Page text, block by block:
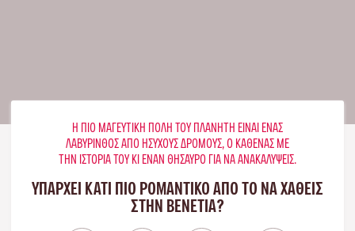
Η ΠΙΟ ΜΑΓΕΥΤΙΚΉ ΠΌΛΗ ΤΟΥ ΠΛΑΝΉΤΗ ΕΊΝΑΙ ΈΝΑΣ
ΛΑΒΎΡΙΝΘΟΣ ΑΠΌ ΉΣΥΧΟΥΣ ΔΡΌΜΟΥΣ, Ο ΚΑΘΈΝΑΣ ΜΕ
ΤΗΝ ΙΣΤΟΡΊΑ ΤΟΥ ΚΙ ΈΝΑΝ ΘΗΣΑΥΡΌ ΓΙΑ ΝΑ ΑΝΑΚΑΛΎΨΕΙΣ.
ΥΠΑΡΧΕΙ ΚΑΤΙ ΠΙΟ ΡΟΜΑΝΤΙΚΟ ΑΠΟ ΤΟ ΝΑ ΧΑΘΕΙΣ
ΣΤΗΝ ΒΕΝΕΤΊΑ?